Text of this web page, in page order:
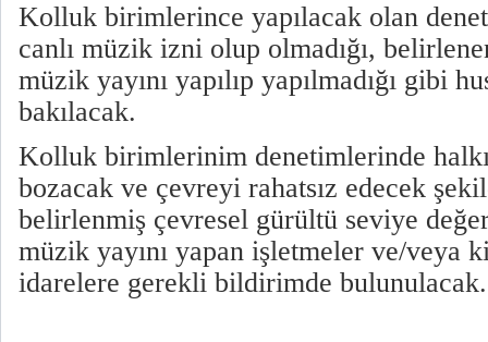
Kolluk birimlerince yapılacak olan
canlı müzik izni olup olmadığı,
müzik yayını yapılıp yapılmadığı gibi
bakılacak.
Kolluk birimlerinim denetimlerinde
bozacak ve çevreyi rahatsız edecek
belirlenmiş çevresel gürültü seviye
müzik yayını yapan işletmeler ve/veya
idarelere gerekli bildirimde